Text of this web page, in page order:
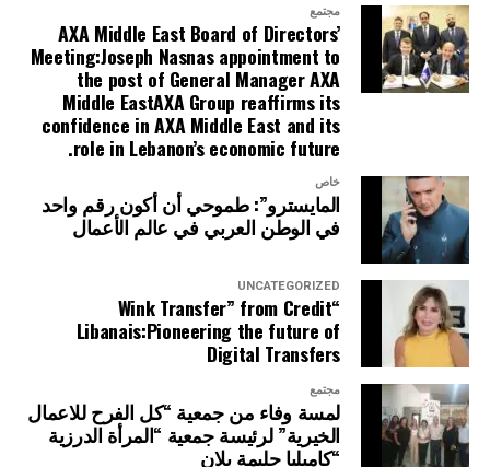
مجتمع
AXA Middle East Board of Directors’
Meeting:Joseph Nasnas appointment to
the post of General Manager AXA
Middle EastAXA Group reaffirms its
confidence in AXA Middle East and its
role in Lebanon’s economic future.
خاص
المايسترو”: طموحي أن أكون رقم واحد
في الوطن العربي في عالم الأعمال
UNCATEGORIZED
“Wink Transfer” from Credit
Libanais:Pioneering the future of
Digital Transfers
مجتمع
لمسة وفاء من جمعية “كل الفرح للاعمال
الخيرية” لرئيسة جمعية “المرأة الدرزية
“كاميليا حليمة بلان